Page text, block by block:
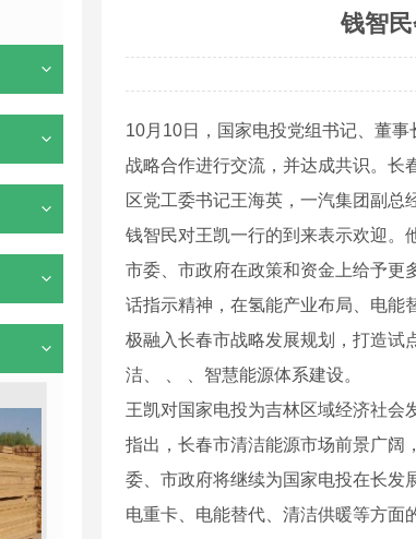
钱智
10月10日，国家电投党组书记、董
战略合作进行交流，并达成共识。长
区党工委书记王海英，一汽集团副总
钱智民对王凯一行的到来表示欢迎。
市委、市政府在政策和资金上给予更
话指示精神，在氢能产业布局、电能
极融入长春市战略发展规划，打造试
洁、 、 、智慧能源体系建设。
王凯对国家电投为吉林区域经济社会
指出，长春市清洁能源市场前景广阔
委、市政府将继续为国家电投在长发
电重卡、电能替代、清洁供暖等方面